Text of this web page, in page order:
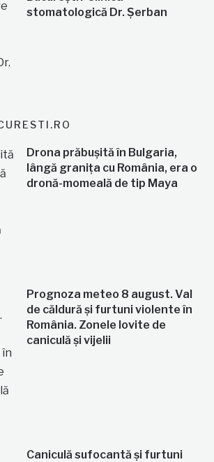
stomatologică Dr. Șerban
Drona prăbușită în Bulgaria,
lângă granița cu România, era o
dronă-momeală de tip Maya
Prognoza meteo 8 august. Val
de căldură și furtuni violente în
România. Zonele lovite de
caniculă și vijelii
Caniculă sufocantă și furtuni